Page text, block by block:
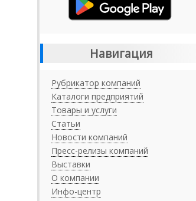
Навигация
Рубрикатор компаний
Каталоги предприятий
Товары и услуги
Статьи
Новости компаний
Пресс-релизы компаний
Выставки
О компании
Инфо-центр